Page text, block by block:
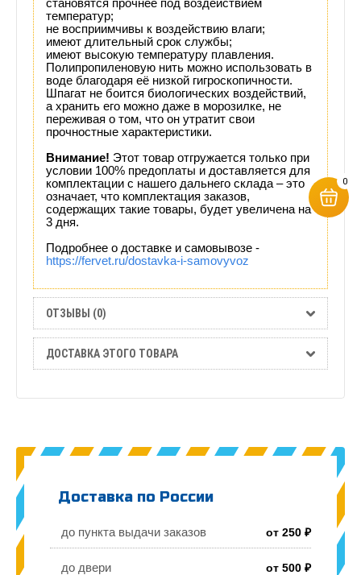
становятся прочнее под воздействием
температур;
не восприимчивы к воздействию влаги;
имеют длительный срок службы;
имеют высокую температуру плавления.
Полипропиленовую нить можно использовать в
воде благодаря её низкой гигроскопичности.
Шпагат не боится биологических воздействий,
а хранить его можно даже в морозилке, не
переживая о том, что он утратит свои
прочностные характеристики.
Внимание! Этот товар отгружается только при
условии 100% предоплаты и доставляется для
комплектации с нашего дальнего склада – это
означает, что комплектация заказов,
содержащих такие товары, будет увеличена на
3 дня.
Подробнее о доставке и самовывозе -
https://fervet.ru/dostavka-i-samovyvoz
ОТЗЫВЫ (0)
ДОСТАВКА ЭТОГО ТОВАРА
Доставка по России
до пункта выдачи заказов от 250 ₽
до двери от 500 ₽
0